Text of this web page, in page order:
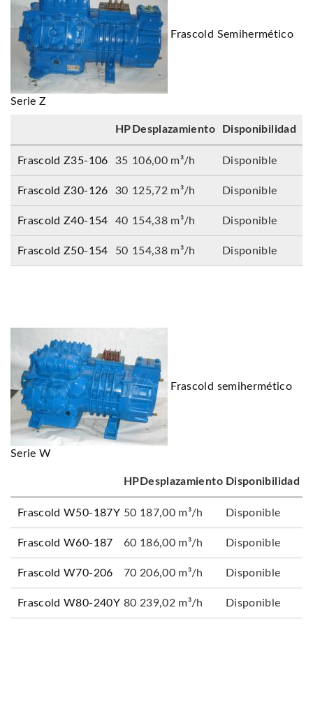
Frascold Semihermético
Serie Z
HP Desplazamiento Disponibilidad
Frascold Z35-106 35 106,00 m³/h Disponible
Frascold Z30-126 30 125,72 m³/h Disponible
Frascold Z40-154 40 154,38 m³/h Disponible
Frascold Z50-154 50 154,38 m³/h Disponible
Frascold semihermético
Serie W
HP Desplazamiento Disponibilidad
Frascold W50-187Y 50 187,00 m³/h Disponible
Frascold W60-187 60 186,00 m³/h Disponible
Frascold W70-206 70 206,00 m³/h Disponible
Frascold W80-240Y 80 239,02 m³/h Disponible